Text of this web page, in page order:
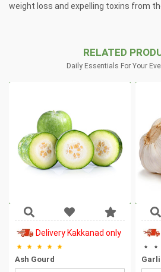
weight loss and expelling toxins from
RELATED
Daily Essentials For Your
Delivery Kakkanad only
Ash Gourd